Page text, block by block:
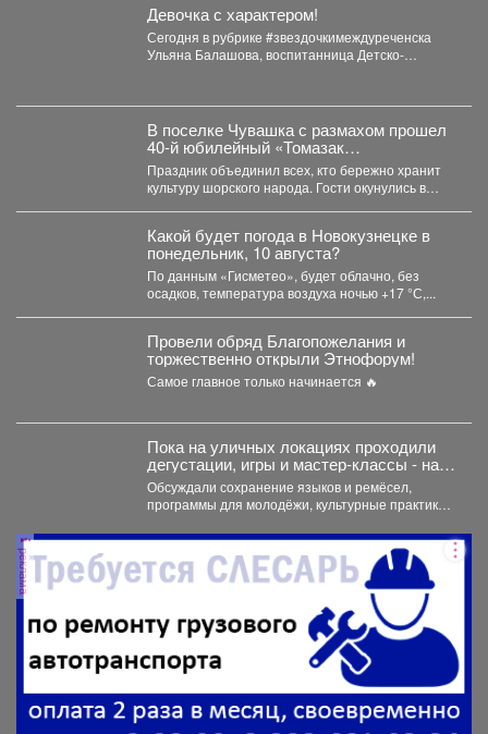
Девочка с характером!
Сегодня в рубрике #звездочкимеждуреченска
Ульяна Балашова, воспитанница Детско-
В поселке Чувашка с размахом прошел
40-й юбилейный «Томазак
Пайрам-2026».
Праздник объединил всех, кто бережно хранит
культуру шорского народа. Гости окунулись в
Какой будет погода в Новокузнецке в
понедельник, 10 августа?
По данным «Гисметео», будет облачно, без
осадков, температура воздуха ночью +17 °С,...
Провели обряд Благопожелания и
торжественно открыли Этнофорум!
Самое главное только начинается 🔥
Пока на уличных локациях проходили
дегустации, игры и мастер‑классы - на
секционных площадках кипела
серьезная работа
Обсуждали сохранение языков и ремёсел,
программы для молодёжи, культурные практики
реклама